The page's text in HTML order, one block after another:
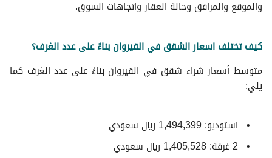
والموقع والمرافق وحالة العقار واتجاهات السوق.
كيف تختلف اسعار الشقق في القيروان بناءً على عدد الغرف؟
متوسط ​​أسعار شراء شقق في القيروان بناءً على عدد الغرف كما
يلي:
استوديو: 1,494,399 ريال سعودي
2 غرفة: 1,405,528 ريال سعودي